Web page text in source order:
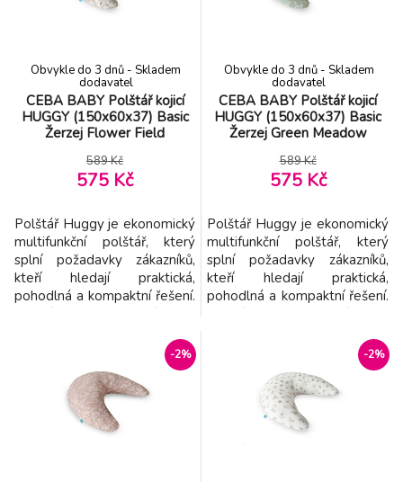
CEBA BABY Polštář kojicí
HUGGY (150x60x37) Basic
Žerzej Flower Field
Obvykle do 3 dnů - Skladem
dodavatel
589 Kč
575 Kč
Polštář Huggy je ekonomický
multifunkční polštář, který
splní požadavky zákazníků,
kteří hledají praktická,
pohodlná a kompaktní řešení.
dynamického životního stylu
moderních žen. Díky své
ergonomii, velikosti a kvalitě
zpracování je ideální také pro
cestování. Polštář se
CEBA BABY Polštář kojicí
HUGGY (150x60x37) Basic
Žerzej Green Meadow
Obvykle do 3 dnů - Skladem
dodavatel
589 Kč
575 Kč
Polštář Huggy je ekonomický
multifunkční polštář, který
splní požadavky zákazníků,
kteří hledají praktická,
pohodlná a kompaktní řešení.
dynamického životního stylu
moderních žen. Díky své
ergonomii, velikosti a kvalitě
zpracování je ideální také pro
cestování. Polštář se snadnou
-2% -2%